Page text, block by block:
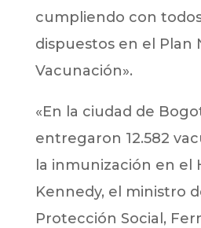
cumpliendo con
dispuestos en el Plan
Vacunación».
«En la ciudad de
entregaron 12.582
la inmunización en el
Kennedy, el ministro
Protección Social,